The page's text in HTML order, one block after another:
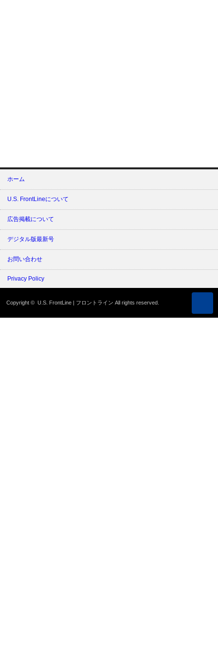
ホーム
U.S. FrontLineについて
広告掲載について
デジタル版最新号
お問い合わせ
Privacy Policy
Copyright ©U.S. FrontLine | フロントライン All rights reserved.